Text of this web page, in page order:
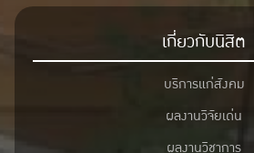
เกี่ยวกับนิสิต
บริการแก่สังคม
ผลงานวิจัยเด่น
ผลงานวิชาการ